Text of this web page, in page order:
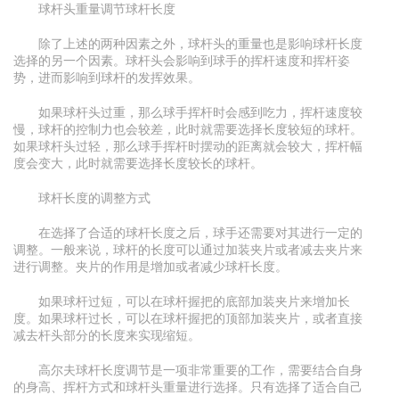
球杆头重量调节球杆长度
除了上述的两种因素之外，球杆头的重量也是影响球杆长度
选择的另一个因素。球杆头会影响到球手的挥杆速度和挥杆姿
势，进而影响到球杆的发挥效果。
如果球杆头过重，那么球手挥杆时会感到吃力，挥杆速度较
慢，球杆的控制力也会较差，此时就需要选择长度较短的球杆。
如果球杆头过轻，那么球手挥杆时摆动的距离就会较大，挥杆幅
度会变大，此时就需要选择长度较长的球杆。
球杆长度的调整方式
在选择了合适的球杆长度之后，球手还需要对其进行一定的
调整。一般来说，球杆的长度可以通过加装夹片或者减去夹片来
进行调整。夹片的作用是增加或者减少球杆长度。
如果球杆过短，可以在球杆握把的底部加装夹片来增加长
度。如果球杆过长，可以在球杆握把的顶部加装夹片，或者直接
减去杆头部分的长度来实现缩短。
高尔夫球杆长度调节是一项非常重要的工作，需要结合自身
的身高、挥杆方式和球杆头重量进行选择。只有选择了适合自己